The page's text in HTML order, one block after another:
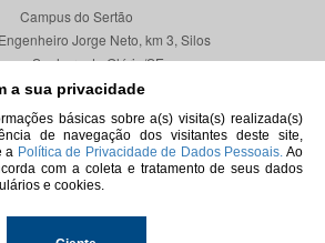
a sua privacidade
básicas sobre a(s) visita(s) realizada(s)
de navegação dos visitantes deste site,
a Política de Privacidade de Dados Pessoais. Ao
com a coleta e tratamento de seus dados
e cookies.
Campus do Sertão
Jorge Neto, km 3, Silos
Senhora da Glória/SE
CEP 49680-000
Localização